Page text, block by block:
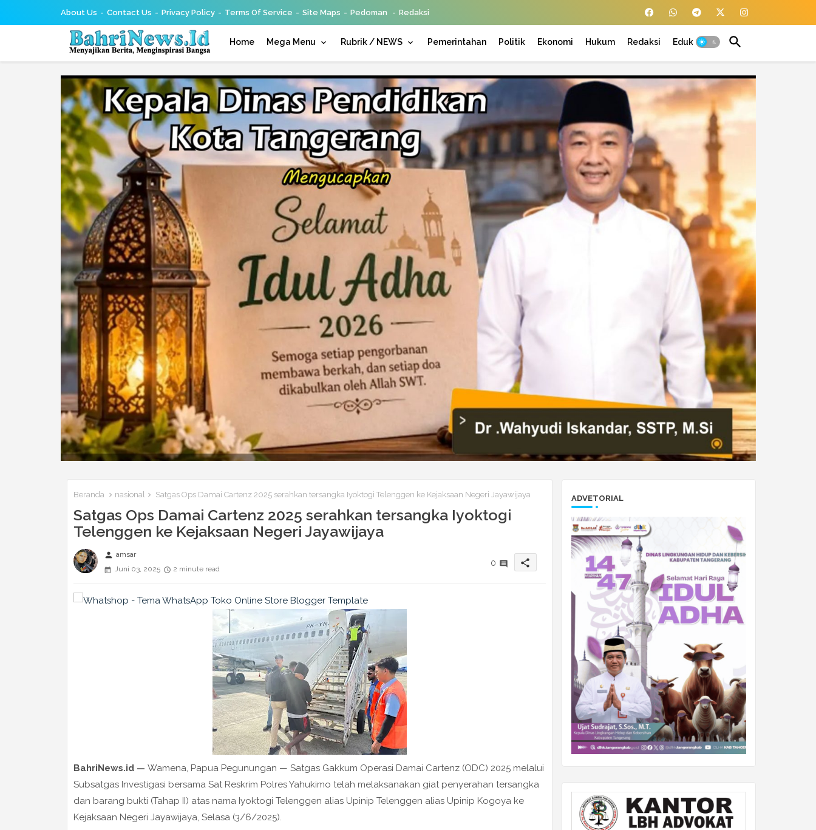
About Us Contact Us Privacy Policy Terms Of Service Site Maps Pedoman Redaksi
Home Mega Menu Rubrik / NEWS Pemerintahan Politik Ekonomi Hukum Redaksi Edukasi
Beranda nasional Satgas Ops Damai Cartenz 2025 serahkan tersangka Iyoktogi Telenggen ke Kejaksaan Negeri Jayawijaya
Satgas Ops Damai Cartenz 2025 serahkan tersangka Iyoktogi
Telenggen ke Kejaksaan Negeri Jayawijaya
person amsar
Juni 03, 2025
2 minute read
0 share
BahriNews.id — Wamena, Papua Pegunungan — Satgas Gakkum Operasi Damai Cartenz (ODC) 2025 melalui
Subsatgas Investigasi bersama Sat Reskrim Polres Yahukimo telah melaksanakan giat penyerahan tersangka
dan barang bukti (Tahap II) atas nama Iyoktogi Telenggen alias Upinip Telenggen alias Upinip Kogoya ke
Kejaksaan Negeri Jayawijaya, Selasa (3/6/2025).
ADVETORIAL